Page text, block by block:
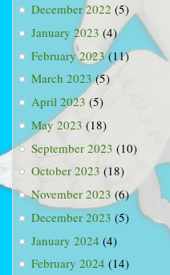
December 2022 (5)
January 2023 (4)
February 2023(11)
March 2023(5)
April 2023 (5)
May 2023 (18)
September 2023 (10)
October 2023 (18)
November 2023 (6)
December 2023 (5)
January 2024 (4)
February 2024 (14)